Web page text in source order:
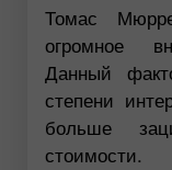
Томас
огромное
Данный
степени
больше
стоимости.